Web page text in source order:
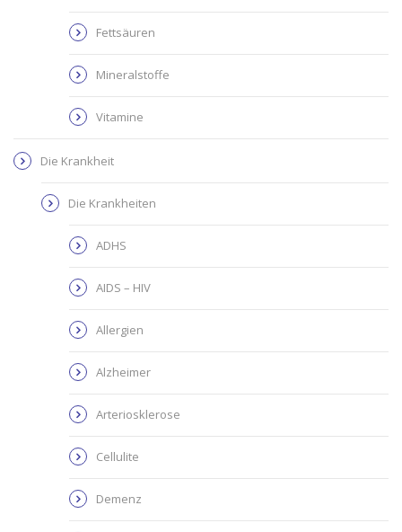
Fettsäuren
Mineralstoffe
Vitamine
Die Krankheit
Die Krankheiten
ADHS
AIDS – HIV
Allergien
Alzheimer
Arteriosklerose
Cellulite
Demenz